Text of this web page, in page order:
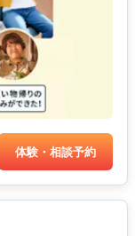
体験・相談予約